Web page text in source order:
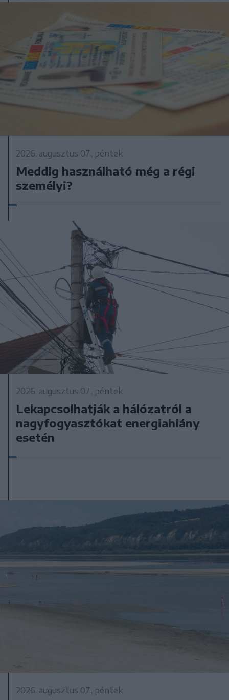
2026. augusztus 07., péntek
Meddig használható még a régi
személyi?
2026. augusztus 07., péntek
Lekapcsolhatják a hálózatról a
nagyfogyasztókat energiahiány
esetén
2026. augusztus 07., péntek